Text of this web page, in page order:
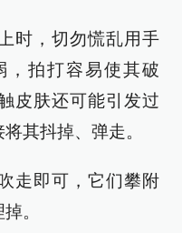
时，切勿慌乱用手
，拍打容易使其破
皮肤还可能引发过
其抖掉、弹走。
走即可，它们攀附
。